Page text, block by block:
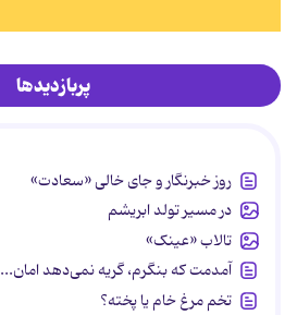
پربازدیدها
روز خبرنگار و جای خالی «سعادت»
در مسیر تولد ابریشم
تالاب «عینک»
آمدمت که بنگرم، گریه نمی‌دهد امان...
تخم مرغ خام یا پخته؟